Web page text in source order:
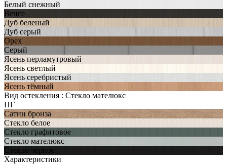
Белый снежный
Венге
Дуб беленый
Дуб серый
Орех
Серый
Ясень перламутровый
Ясень светлый
Ясень серебристый
Ясень тёмный
Вид остекления : Стекло мателюкс
ПГ
Сатин бронза
Стекло белое
Стекло графитовое
Стекло мателюкс
Стекло черное
Характеристики